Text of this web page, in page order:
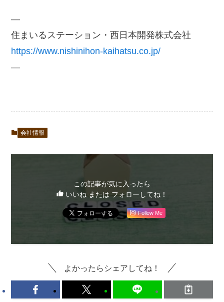
—
住まいるステーション・西日本開発株式会社
https://www.nishinihon-kaihatsu.co.jp/
—
会社情報
この記事が気に入ったら
いいね または フォローしてね！
Follow Me
よかったらシェアしてね！